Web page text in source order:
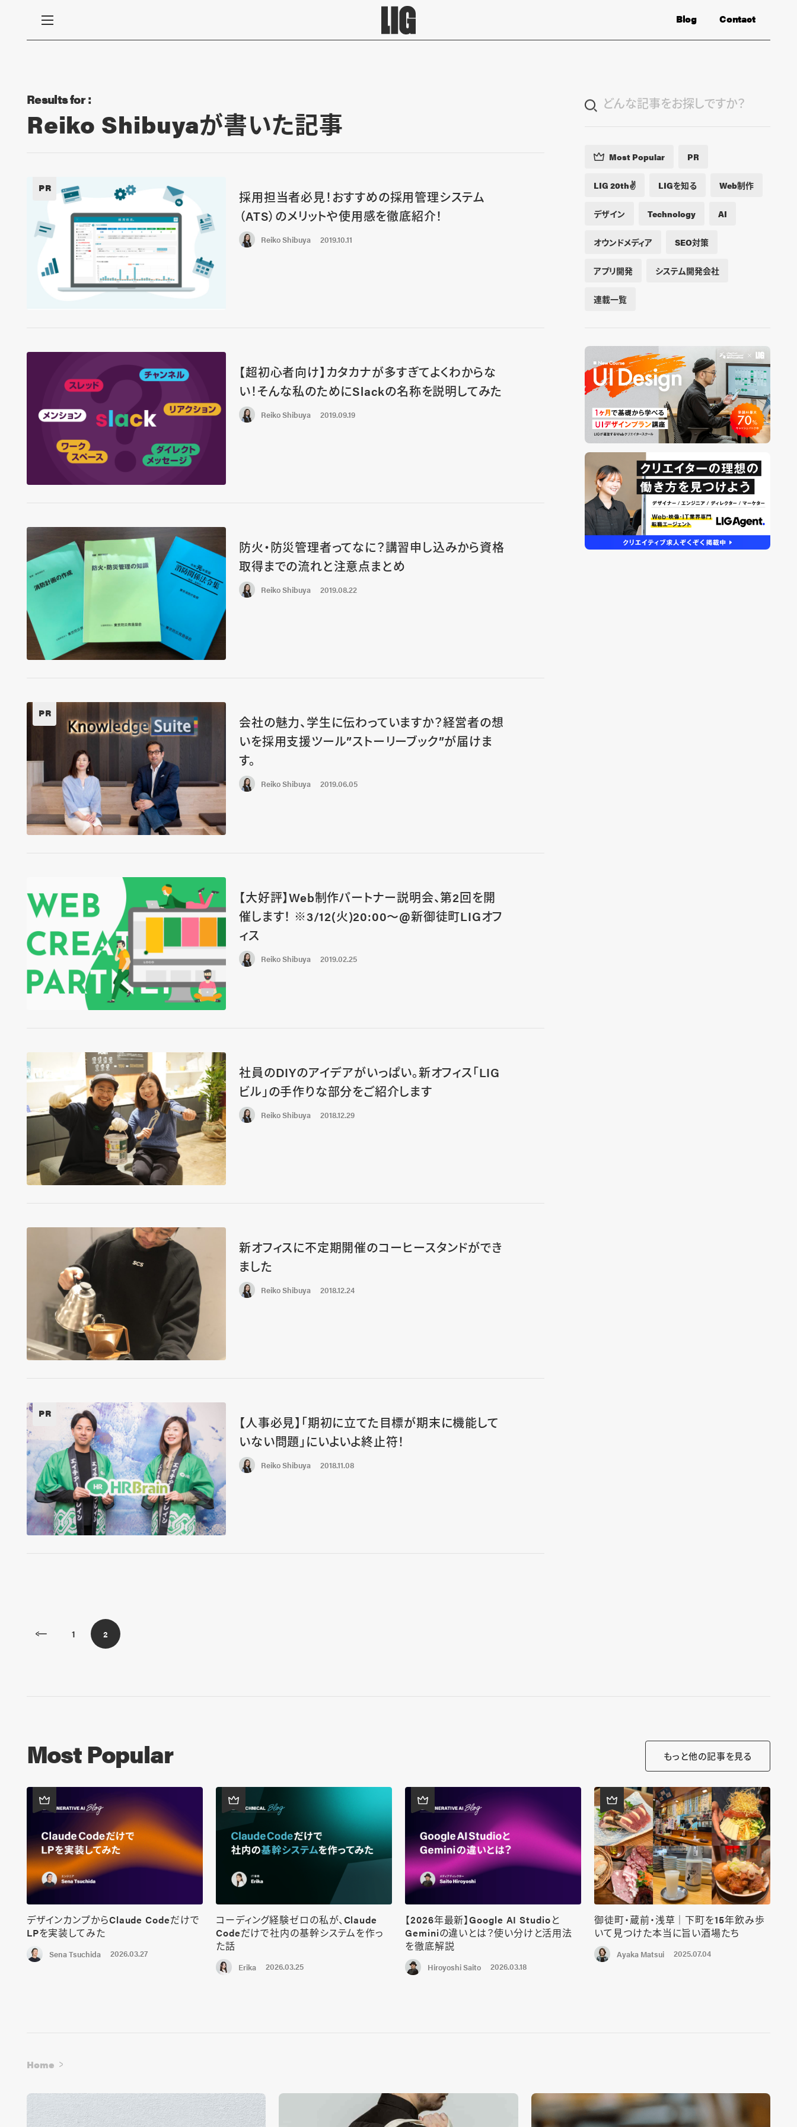
Contact
Blog
Results for :
Reiko Shibuyaが書いた記事
PR
採用担当者必見！おすすめの採用管理システム
（ATS）のメリットや使用感を徹底紹介！
Reiko Shibuya 2019.10.11
【超初心者向け】カタカナが多すぎてよくわからな
い！そんな私のためにSlackの名称を説明してみた
Reiko Shibuya 2019.09.19
防火・防災管理者ってなに？講習申し込みから資格
取得までの流れと注意点まとめ
Reiko Shibuya 2019.08.22
PR
会社の魅力、学生に伝わっていますか？経営者の想
いを採用支援ツール”ストーリーブック”が届けま
す。
Reiko Shibuya 2019.06.05
【大好評】Web制作パートナー説明会、第2回を開
催します！ ※3/12(火)20:00〜@新御徒町LIGオフ
ィス
Reiko Shibuya 2019.02.25
社員のDIYのアイデアがいっぱい。新オフィス「LIG
ビル」の手作りな部分をご紹介します
Reiko Shibuya 2018.12.29
新オフィスに不定期開催のコーヒースタンドができ
ました
Reiko Shibuya 2018.12.24
PR
【人事必見】「期初に立てた目標が期末に機能して
いない問題」にいよいよ終止符！
Reiko Shibuya 2018.11.08
1 2
Most Popular PR
LIG 20th✌️ LIGを知る Web制作
デザイン Technology AI
オウンドメディア SEO対策
アプリ開発 システム開発会社
連載一覧
Most Popular もっと他の記事を見る
デザインカンプからClaude Codeだけで
LPを実装してみた
Sena Tsuchida 2026.03.27
コーディング経験ゼロの私が、Claude
Codeだけで社内の基幹システムを作っ
た話
Erika 2026.03.25
【2026年最新】Google AI Studioと
Geminiの違いとは？使い分けと活用法
を徹底解説
Hiroyoshi Saito 2026.03.18
御徒町・蔵前・浅草｜下町を15年飲み歩
いて見つけた本当に旨い酒場たち
Ayaka Matsui 2025.07.04
Home